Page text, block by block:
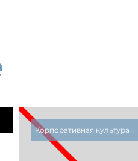
Корпоративная культура